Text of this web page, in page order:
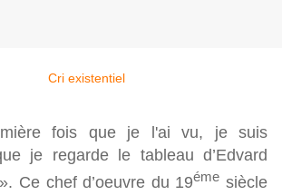
fois que je l'ai vu, je suis
je regarde le tableau d’Edvard
Ce chef d’oeuvre du 19éme siècle